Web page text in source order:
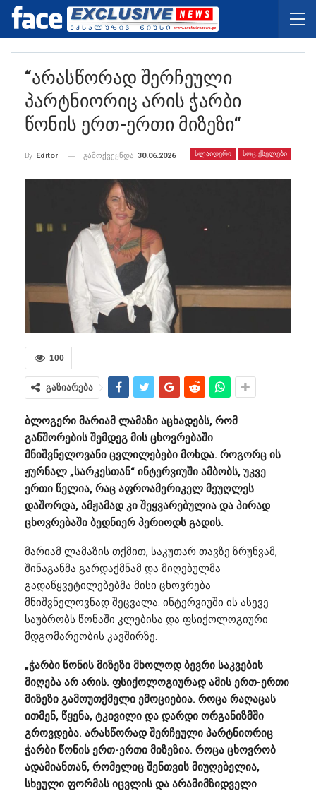
“არასწორად Შერჩეული
Პარტნიორიც Არის Ჭარბი
Წონის Ერთ-Ერთი Მიზეზი“
ᲡᲚᲐᲘᲓᲔᲠᲘ ᲡᲝᲪ.ᲥᲡᲔᲚᲔᲑᲘ
By Editor გამოქვეყნდა 30.06.2026
100
გაზიარება
ბლოგერი მარიამ ლამაზი აცხადებს, რომ
განშორების შემდეგ მის ცხოვრებაში
მნიშვნელოვანი ცვლილებები მოხდა. როგორც ის
ჟურნალ „სარკესთან“ ინტერვიუში ამბობს, უკვე
ერთი წელია, რაც აფროამერიკელ მეუღლეს
დაშორდა, ამჟამად კი შეყვარებულია და პირად
ცხოვრებაში ბედნიერ პერიოდს გადის.
მარიამ ლამაზის თქმით, საკუთარ თავზე ზრუნვამ,
შინაგანმა გარდაქმნამ და მიღებულმა
გადაწყვეტილებებმა მისი ცხოვრება
მნიშვნელოვნად შეცვალა. ინტერვიუში ის ასევე
საუბრობს წონაში კლებისა და ფსიქოლოგიური
მდგომარეობის კავშირზე.
„ჭარბი წონის მიზეზი მხოლოდ ბევრი საკვების
მიღება არ არის. ფსიქოლოგიურად ამის ერთ-ერთი
მიზეზი გამოუთქმელი ემოციებია. როცა რაღაცას
ითმენ, წყენა, ტკივილი და დარდი ორგანიზმში
გროვდება. არასწორად შერჩეული პარტნიორიც
ჭარბი წონის ერთ-ერთი მიზეზია. როცა ცხოვრობ
ადამიანთან, რომელიც შენთვის მიუღებელია,
სხეული ფორმას იცვლის და არამიმზიდველი